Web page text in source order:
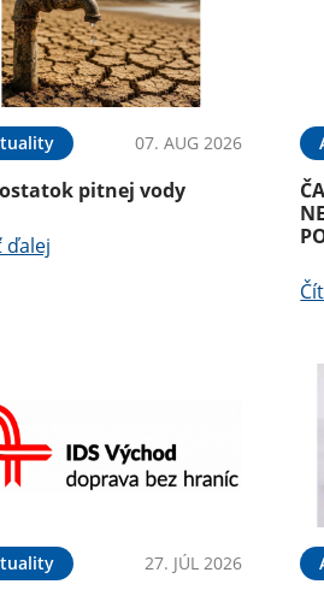
07. AUG 2026
pitnej vody
ďalej
27. JÚL 2026